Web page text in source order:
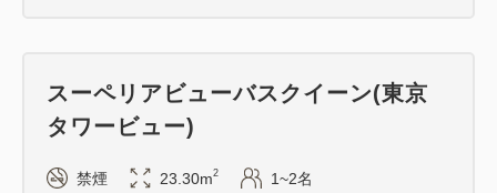
スーペリアビューバスクイーン(東京
タワービュー)
禁煙 23.30m2 1~2名